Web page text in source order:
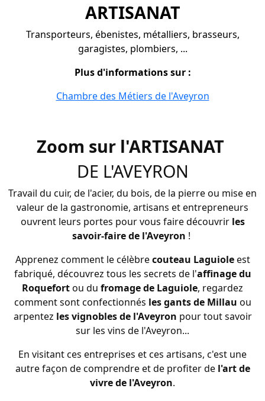
ARTISANAT
Transporteurs, ébenistes, métalliers, brasseurs,
garagistes, plombiers, ...
Plus d'informations sur :
Chambre des Métiers de l'Aveyron
Zoom sur l'ARTISANAT
DE L'AVEYRON
Travail du cuir, de l'acier, du bois, de la pierre ou mise en
valeur de la gastronomie, artisans et entrepreneurs
ouvrent leurs portes pour vous faire découvrir les
savoir-faire de l'Aveyron !
Apprenez comment le célèbrecouteau Laguioleest
fabriqué, découvrez tous les secrets de l'affinage du
Roquefortou du fromage de Laguiole, regardez
comment sont confectionnés les gants de Millau ou
arpentez les vignobles de l'Aveyron pour tout savoir
sur les vins de l'Aveyron...
En visitant ces entreprises et ces artisans, c'est une
autre façon de comprendre et de profiter de l'art de
vivre de l'Aveyron.